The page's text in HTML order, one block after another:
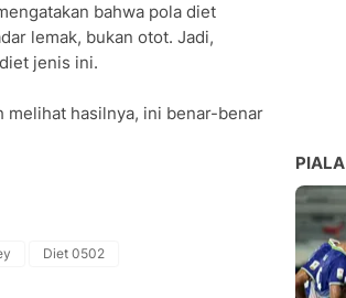
bahwa pola diet
lemak, bukan otot. Jadi,
jenis ini.
melihat hasilnya, ini benar-benar
Diet 0502